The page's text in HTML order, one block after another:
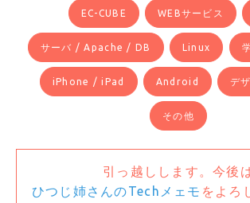
EC-CUBE WEBサービス
サーバ / Apache / DB Linux
iPhone / iPad Android デ
その他
引っ越しします。今後
ひつじ姉さんのTechメェモ をよろ